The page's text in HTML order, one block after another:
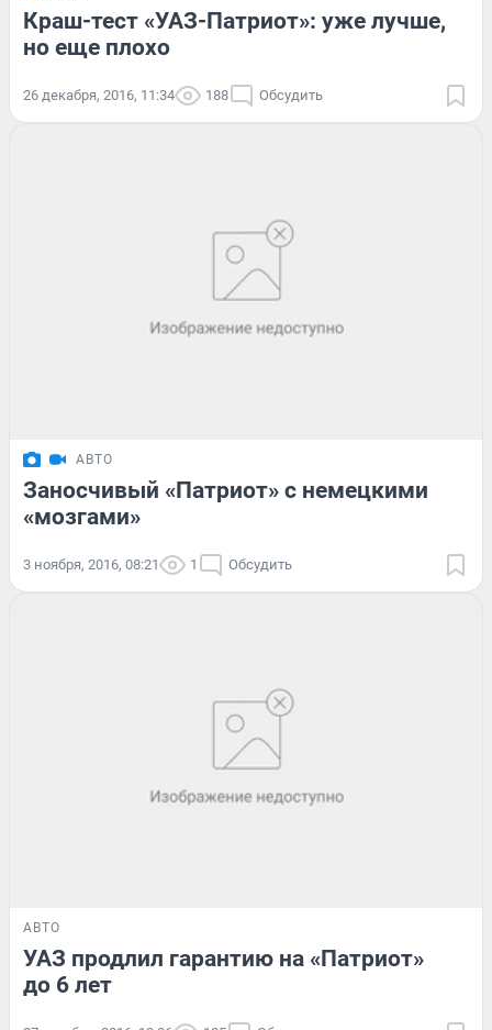
Краш-тест «УАЗ-Патриот»: уже лучше,
но еще плохо
26 декабря, 2016, 11:34 188 Обсудить
АВТО
Заносчивый «Патриот» с немецкими
«мозгами»
3 ноября, 2016, 08:21 1 Обсудить
АВТО
УАЗ продлил гарантию на «Патриот»
до 6 лет